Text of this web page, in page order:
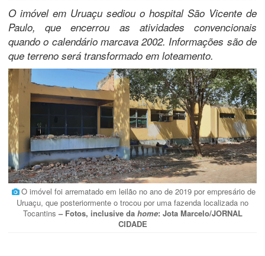
O imóvel em Uruaçu sediou o hospital São Vicente de
Paulo, que encerrou as atividades convencionais
quando o calendário marcava 2002. Informações são de
que terreno será transformado em loteamento.
O imóvel foi arrematado em leilão no ano de 2019 por empresário de
Uruaçu, que posteriormente o trocou por uma fazenda localizada no
Tocantins – Fotos, inclusive da home: Jota Marcelo/JORNAL
CIDADE